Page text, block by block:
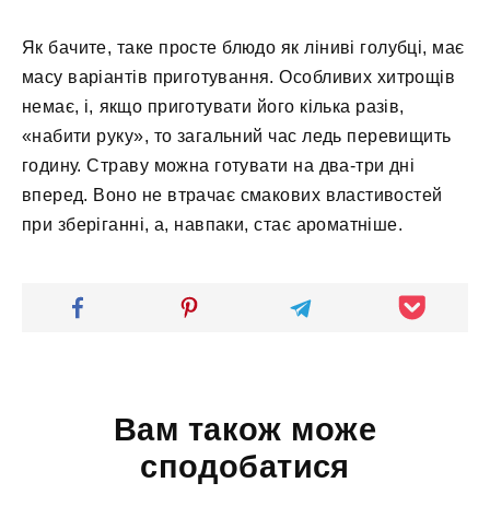
Як бачите, таке просте блюдо як ліниві голубці, має
масу варіантів приготування. Особливих хитрощів
немає, і, якщо приготувати його кілька разів,
«набити руку», то загальний час ледь перевищить
годину. Страву можна готувати на два-три дні
вперед. Воно не втрачає смакових властивостей
при зберіганні, а, навпаки, стає ароматніше.
Вам також може
сподобатися